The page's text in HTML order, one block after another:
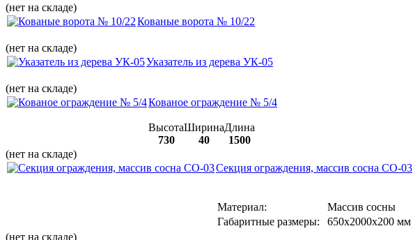
(нет на складе)
Кованые ворота № 10/22
(нет на складе)
Указатель из дерева УК-05
(нет на складе)
Кованое ограждение № 5/4
ВысотаШиринаДлина
730
40
1500
(нет на складе)
Секция ограждения, массив сосна СО-03
Материал:
Массив сосны
Габаритные размеры:
650х2000х200 мм
(нет на складе)